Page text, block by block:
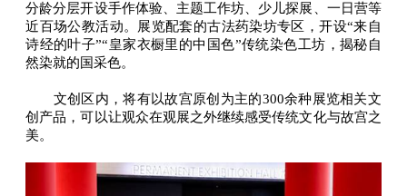
分龄分层开设手作体验、主题工作坊、少儿探展、一日营等
近百场公教活动。展览配套的古法药染坊专区，开设“来自
诗经的叶子”“皇家衣橱里的中国色”传统染色工坊，揭秘自
然染就的国采色。
文创区内，将有以故宫原创为主的300余种展览相关文
创产品，可以让观众在观展之外继续感受传统文化与故宫之
美。